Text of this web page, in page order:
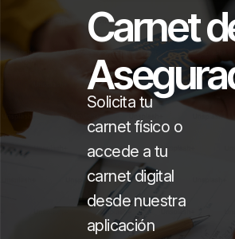
Carnet
Solicita tu
carnet físico o
accede a tu
carnet digital
desde nuestra
aplicación